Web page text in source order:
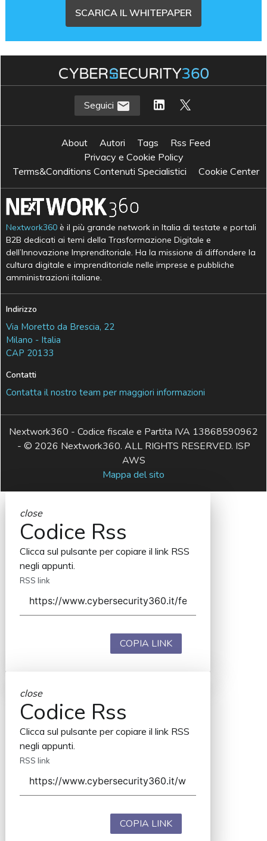
SCARICA IL WHITEPAPER
Seguici
About Autori Tags
Rss Feed
Privacy e Cookie Policy
Terms&Conditions Contenuti Specialistici
Cookie Center
Nextwork360 è il più grande network in Italia di testate e portali
B2B dedicati ai temi della Trasformazione Digitale e
dell’Innovazione Imprenditoriale. Ha la missione di diffondere la
cultura digitale e imprenditoriale nelle imprese e pubbliche
amministrazioni italiane.
Indirizzo
Via Moretto da Brescia, 22
Milano - Italia
CAP 20133
Contatti
Contatta il nostro team per maggiori informazioni
Nextwork360 - Codice fiscale e Partita IVA 13868590962
- © 2026 Nextwork360. ALL RIGHTS RESERVED. ISP
AWS
Mappa del sito
close
Codice Rss
Clicca sul pulsante per copiare il link RSS
negli appunti.
RSS link
COPIA LINK
close
Codice Rss
Clicca sul pulsante per copiare il link RSS
negli appunti.
RSS link
COPIA LINK